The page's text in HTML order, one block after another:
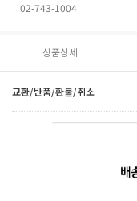
02-743-1004
상품상세
교환/반품/환불/취소